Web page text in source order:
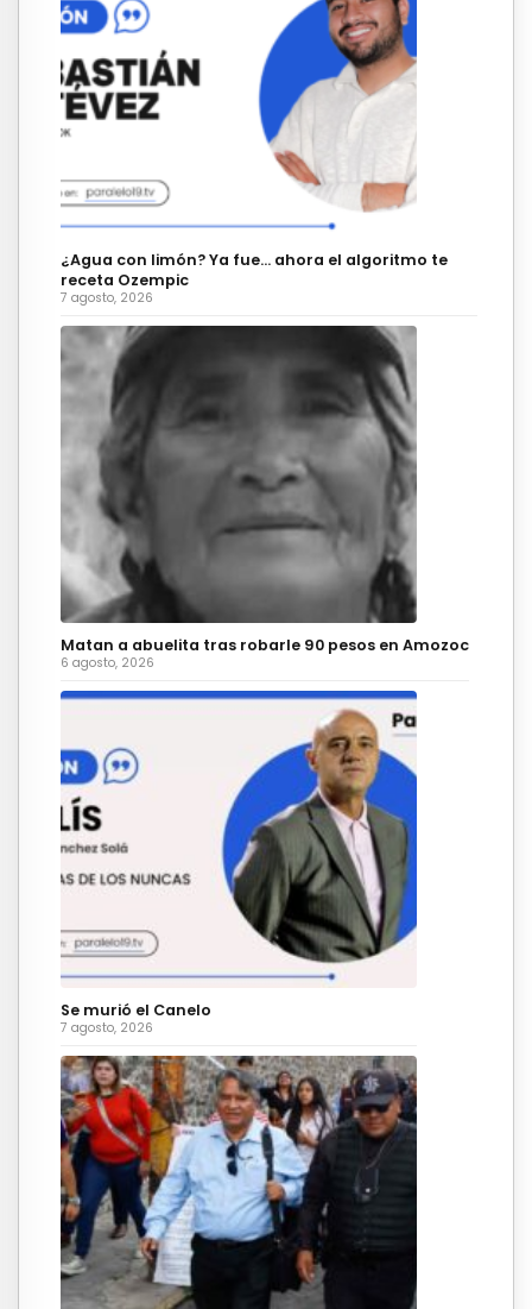
¿Agua con limón? Ya fue… ahora el algoritmo te
receta Ozempic
7 agosto, 2026
Matan a abuelita tras robarle 90 pesos en Amozoc
6 agosto, 2026
Se murió el Canelo
7 agosto, 2026